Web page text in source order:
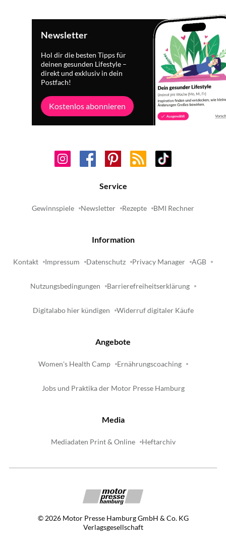
Newsletter
Hol dir die besten Tipps für
deinen gesunden Lifestyle –
direkt und exklusiv in dein
Postfach!
Kostenlos abonnieren
Service
Gewinnspiele Newsletter Rezepte BMI Rechner
Information
Kontakt Impressum Datenschutz Privacy Manager AGB
Nutzungsbedingungen Barrierefreiheitserklärung
Digitalabo hier kündigen Widerruf digitaler Käufe
Angebote
Women's Health Camp Ernährungscoaching
Jobs und Praktika der Motor Presse Hamburg
Media
Mediadaten Print & Online Heftarchiv
© 2026 Motor Presse Hamburg GmbH & Co. KG
Verlagsgesellschaft